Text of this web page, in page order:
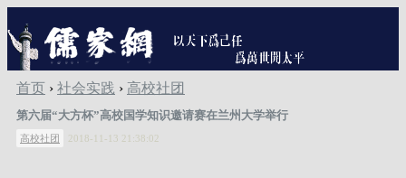
首页 › 社会实践 › 高校社团
第六届“大方杯”高校国学知识邀请赛在兰州大学举行
高校社团 2018-11-13 21:38:02